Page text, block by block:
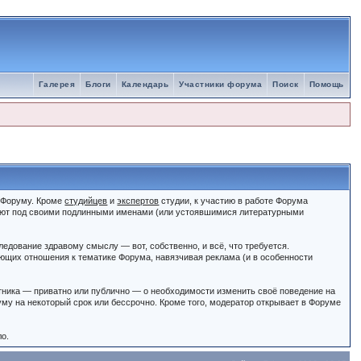
Помощь
Поиск
Участники форума
Календарь
Блоги
Галерея
Форуму. Кроместудийцев иэкспертов студии, к участию в работе Форума
под своими подлинными именами (или устоявшимися литературными
здравому смыслу — вот, собственно, и всё, что требуется.
отношения к тематике Форума, навязчивая реклама (и в особенности
— приватно или публично — о необходимости изменить своё поведение на
на некоторый срок или бессрочно. Кроме того, модератор открывает в Форуме